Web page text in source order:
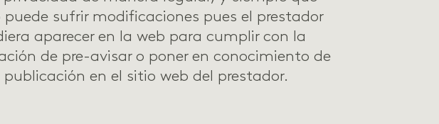
sufrir modificaciones pues el prestador
aparecer en la web para cumplir con la
de pre-avisar o poner en conocimiento de
en el sitio web del prestador.